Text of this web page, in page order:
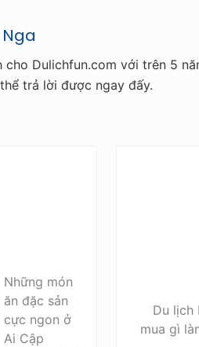
Dulichfun.com với trên 5
trả lời được ngay đấy.
Những món
ăn đặc sản
cực ngon ở
Ai Cập
Du lịch
mua gì